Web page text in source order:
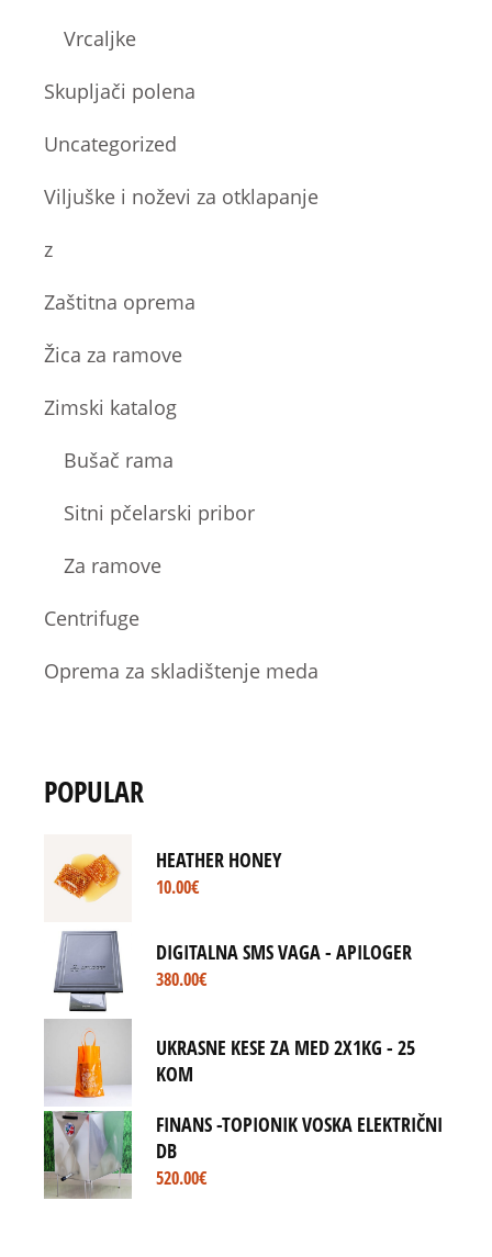
Vrcaljke
Skupljači polena
Uncategorized
Viljuške i noževi za otklapanje
z
Zaštitna oprema
Žica za ramove
Zimski katalog
Bušač rama
Sitni pčelarski pribor
Za ramove
Centrifuge
Oprema za skladištenje meda
POPULAR
HEATHER HONEY
10.00€
DIGITALNA SMS VAGA - APILOGER
380.00€
UKRASNE KESE ZA MED 2X1KG - 25
KOM
FINANS -TOPIONIK VOSKA ELEKTRIČNI
DB
520.00€